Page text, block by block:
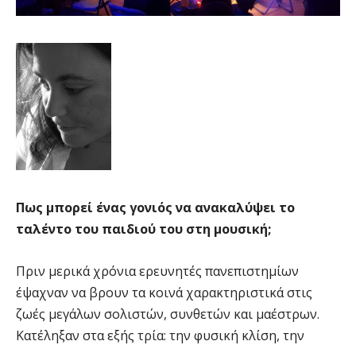
Πως μπορεί ένας γονιός να ανακαλύψει το
ταλέντο του παιδιού του στη μουσική;
Πριν μερικά χρόνια ερευνητές πανεπιστημίων
έψαχναν να βρουν τα κοινά χαρακτηριστικά στις
ζωές μεγάλων σολιστών, συνθετών και μαέστρων.
Κατέληξαν στα εξής τρία: την φυσική κλίση, την